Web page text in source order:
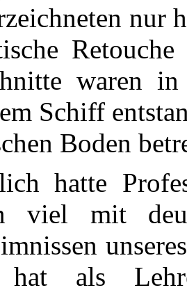
nur
waren in
Schiff
Boden
hatte
viel mit
als